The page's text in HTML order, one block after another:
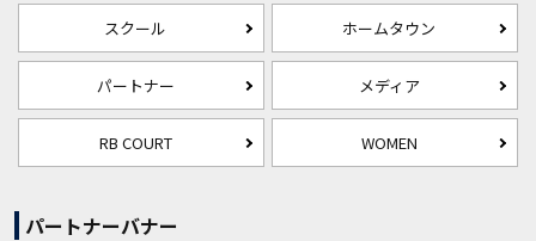
スクール ホームタウン
パートナー メディア
RB COURT WOMEN
パートナーバナー